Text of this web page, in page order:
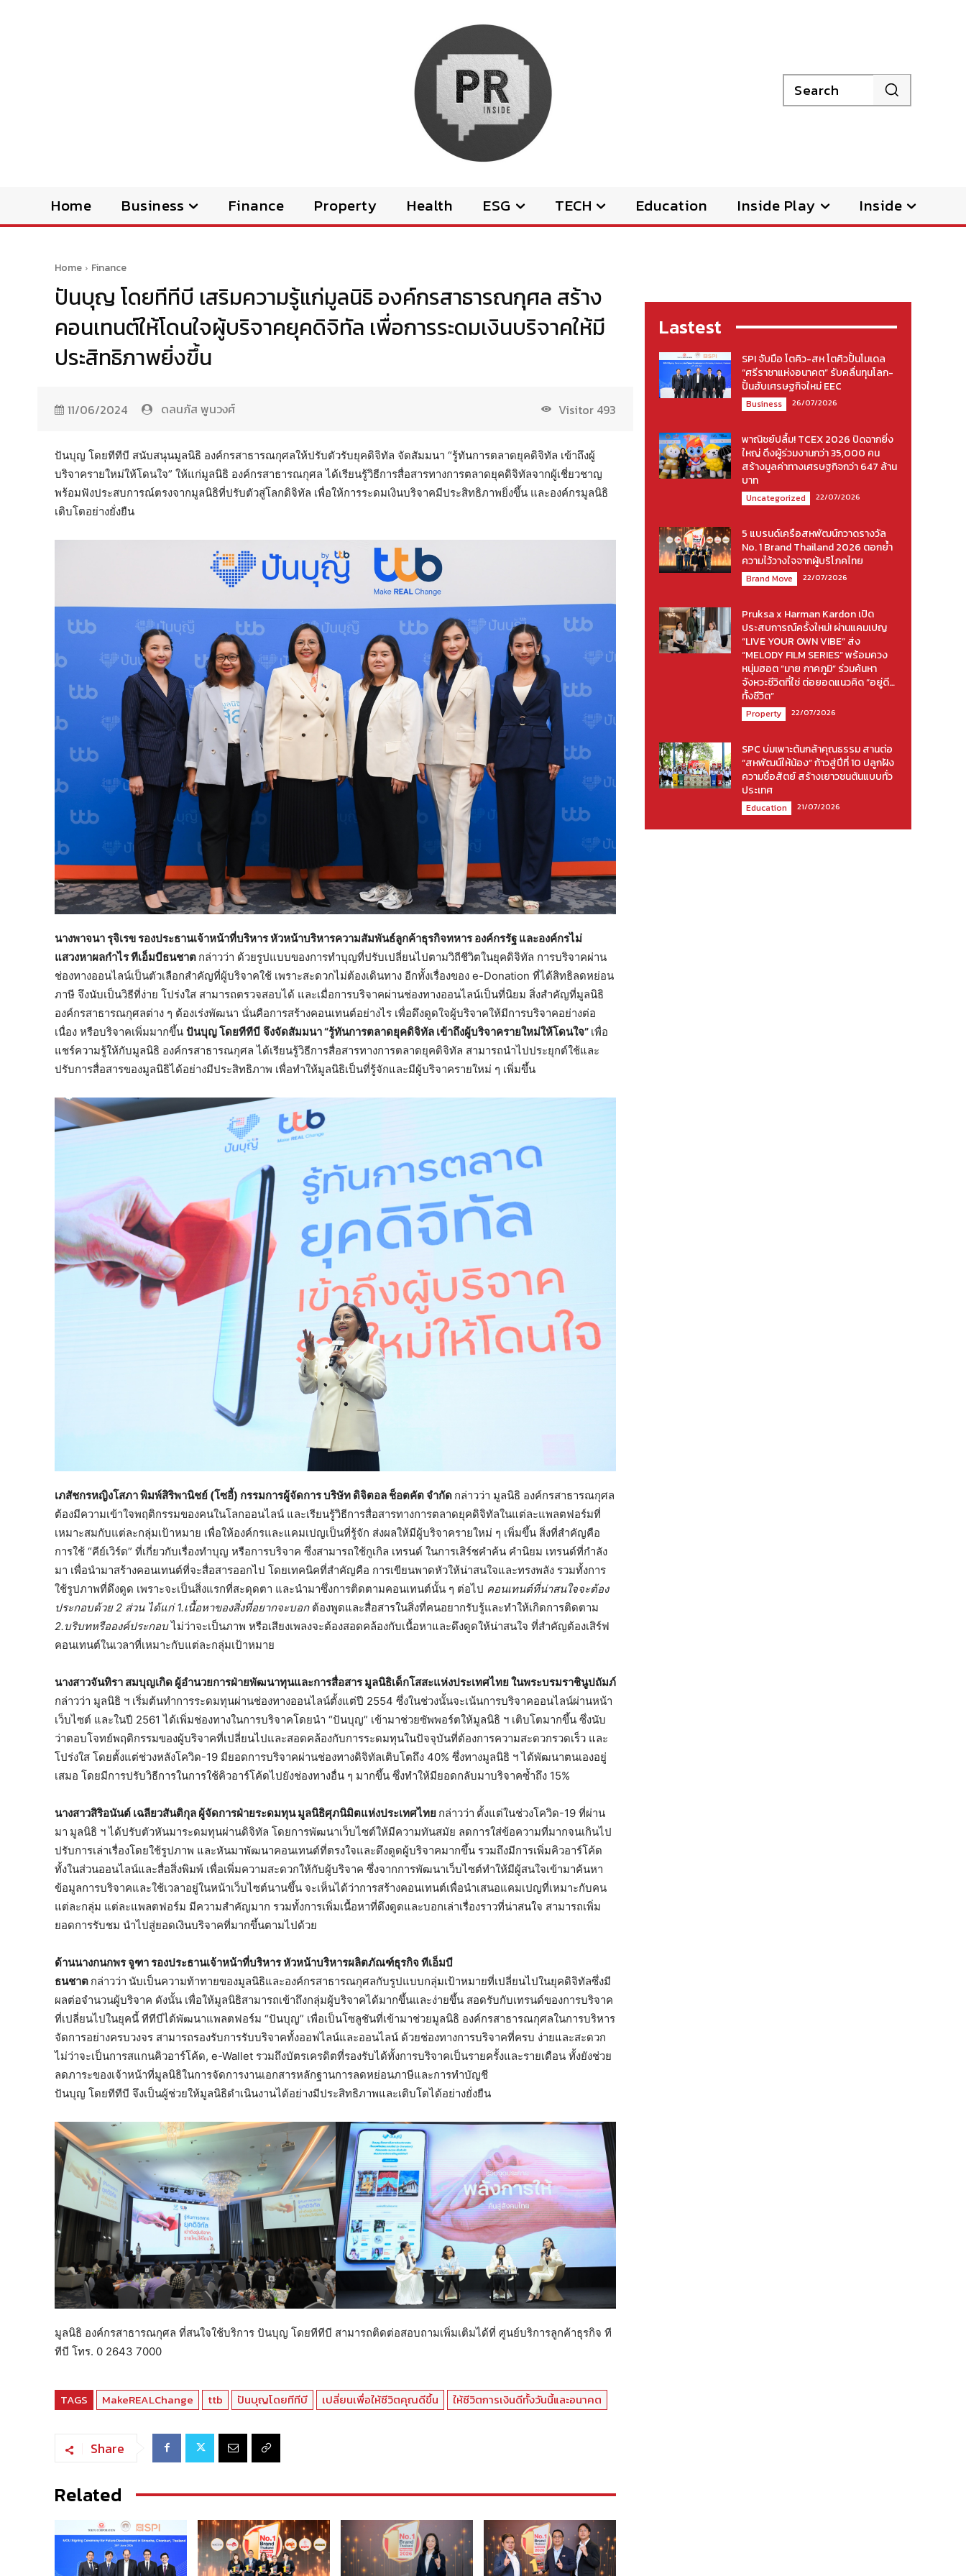
Search
Home Business Finance Property Health ESG TECH Education Inside Play Inside
Home Finance
ปันบุญ โดยทีทีบี เสริมความรู้แก่มูลนิธิ องค์กรสาธารณกุศล สร้าง
คอนเทนต์ให้โดนใจผู้บริจาคยุคดิจิทัล เพื่อการระดมเงินบริจาคให้มี
ประสิทธิภาพยิ่งขึ้น
11/06/2024 ดลนภัส พูนวงศ์ Visitor 493
ปันบุญ โดยทีทีบี สนับสนุนมูลนิธิ องค์กรสาธารณกุศลให้ปรับตัวรับยุคดิจิทัล จัดสัมมนา “รู้ทันการตลาดยุคดิจิทัล เข้าถึงผู้
บริจาครายใหม่ให้โดนใจ” ให้แก่มูลนิธิ องค์กรสาธารณกุศล ได้เรียนรู้วิธีการสื่อสารทางการตลาดยุคดิจิทัลจากผู้เชี่ยวชาญ
พร้อมฟังประสบการณ์ตรงจากมูลนิธิที่ปรับตัวสู่โลกดิจิทัล เพื่อให้การระดมเงินบริจาคมีประสิทธิภาพยิ่งขึ้น และองค์กรมูลนิธิ
เติบโตอย่างยั่งยืน
นางพาจนา รุจิเรข รองประธานเจ้าหน้าที่บริหาร หัวหน้าบริหารความสัมพันธ์ลูกค้าธุรกิจทหาร องค์กรรัฐ และองค์กรไม่
แสวงหาผลกำไร ทีเอ็มบีธนชาต กล่าวว่า ด้วยรูปแบบของการทำบุญที่ปรับเปลี่ยนไปตามวิถีชีวิตในยุคดิจิทัล การบริจาคผ่าน
ช่องทางออนไลน์เป็นตัวเลือกสำคัญที่ผู้บริจาคใช้ เพราะสะดวกไม่ต้องเดินทาง อีกทั้งเรื่องของ e-Donation ที่ได้สิทธิลดหย่อน
ภาษี จึงนับเป็นวิธีที่ง่าย โปร่งใส สามารถตรวจสอบได้ และเมื่อการบริจาคผ่านช่องทางออนไลน์เป็นที่นิยม สิ่งสำคัญที่มูลนิธิ
องค์กรสาธารณกุศลต่าง ๆ ต้องเร่งพัฒนา นั่นคือการสร้างคอนเทนต์อย่างไร เพื่อดึงดูดใจผู้บริจาคให้มีการบริจาคอย่างต่อ
เนื่อง หรือบริจาคเพิ่มมากขึ้น ปันบุญ โดยทีทีบี จึงจัดสัมมนา “รู้ทันการตลาดยุคดิจิทัล เข้าถึงผู้บริจาครายใหม่ให้โดนใจ” เพื่อ
แชร์ความรู้ให้กับมูลนิธิ องค์กรสาธารณกุศล ได้เรียนรู้วิธีการสื่อสารทางการตลาดยุคดิจิทัล สามารถนำไปประยุกต์ใช้และ
ปรับการสื่อสารของมูลนิธิได้อย่างมีประสิทธิภาพ เพื่อทำให้มูลนิธิเป็นที่รู้จักและมีผู้บริจาครายใหม่ ๆ เพิ่มขึ้น
เภสัชกรหญิงโสภา พิมพ์สิริพานิชย์ (โซอี้) กรรมการผู้จัดการบริษัท ดิจิตอล ช็อตคัตจำกัด กล่าวว่า มูลนิธิ องค์กรสาธารณกุศล
ต้องมีความเข้าใจพฤติกรรมของคนในโลกออนไลน์ และเรียนรู้วิธีการสื่อสารทางการตลาดยุคดิจิทัลในแต่ละแพลตฟอร์มที่
เหมาะสมกับแต่ละกลุ่มเป้าหมาย เพื่อให้องค์กรและแคมเปญเป็นที่รู้จัก ส่งผลให้มีผู้บริจาครายใหม่ ๆ เพิ่มขึ้น สิ่งที่สำคัญคือ
การใช้ “คีย์เวิร์ด” ที่เกี่ยวกับเรื่องทำบุญ หรือการบริจาค ซึ่งสามารถใช้กูเกิล เทรนด์ ในการเสิร์ชคำค้น คำนิยม เทรนด์ที่กำลัง
มา เพื่อนำมาสร้างคอนเทนต์ที่จะสื่อสารออกไป โดยเทคนิคที่สำคัญคือ การเขียนพาดหัวให้น่าสนใจและทรงพลัง รวมทั้งการ
ใช้รูปภาพที่ดึงดูด เพราะจะเป็นสิ่งแรกที่สะดุดตา และนำมาซึ่งการติดตามคอนเทนต์นั้น ๆ ต่อไป คอนเทนต์ที่น่าสนใจจะต้อง
ประกอบด้วย2 ส่วน ได้แก่1.เนื้อหาของสิ่งที่อยากจะบอกต้องพูดและสื่อสารในสิ่งที่คนอยากรับรู้และทำให้เกิดการติดตาม
2.บริบทหรือองค์ประกอบไม่ว่าจะเป็นภาพ หรือเสียงเพลงจะต้องสอดคล้องกับเนื้อหาและดึงดูดให้น่าสนใจ ที่สำคัญต้องเสิร์ฟ
คอนเทนต์ในเวลาที่เหมาะกับแต่ละกลุ่มเป้าหมาย
นางสาวจันทิรา สมบุญเกิด ผู้อำนวยการฝ่ายพัฒนาทุนและการสื่อสาร มูลนิธิเด็กโสสะแห่งประเทศไทย ในพระบรมราชินูปถัมภ์
กล่าวว่า มูลนิธิ ฯ เริ่มต้นทำการระดมทุนผ่านช่องทางออนไลน์ตั้งแต่ปี 2554 ซึ่งในช่วงนั้นจะเน้นการบริจาคออนไลน์ผ่านหน้า
เว็บไซต์ และในปี 2561 ได้เพิ่มช่องทางในการบริจาคโดยนำ “ปันบุญ” เข้ามาช่วยซัพพอร์ตให้มูลนิธิ ฯ เติบโตมากขึ้น ซึ่งนับ
ว่าตอบโจทย์พฤติกรรมของผู้บริจาคที่เปลี่ยนไปและสอดคล้องกับการระดมทุนในปัจจุบันที่ต้องการความสะดวกรวดเร็ว และ
โปร่งใส โดยตั้งแต่ช่วงหลังโควิด-19 มียอดการบริจาคผ่านช่องทางดิจิทัลเติบโตถึง 40% ซึ่งทางมูลนิธิ ฯ ได้พัฒนาตนเองอยู่
เสมอ โดยมีการปรับวิธีการในการใช้คิวอาร์โค้ดไปยังช่องทางอื่น ๆ มากขึ้น ซึ่งทำให้มียอดกลับมาบริจาคซ้ำถึง 15%
นางสาวสิริอนันต์ เฉลียวสันติกุล ผู้จัดการฝ่ายระดมทุน มูลนิธิศุภนิมิตแห่งประเทศไทย กล่าวว่า ตั้งแต่ในช่วงโควิด-19 ที่ผ่าน
มา มูลนิธิ ฯ ได้ปรับตัวหันมาระดมทุนผ่านดิจิทัล โดยการพัฒนาเว็บไซต์ให้มีความทันสมัย ลดการใส่ข้อความที่มากจนเกินไป
ปรับการเล่าเรื่องโดยใช้รูปภาพ และหันมาพัฒนาคอนเทนต์ที่ตรงใจและดึงดูดผู้บริจาคมากขึ้น รวมถึงมีการเพิ่มคิวอาร์โค้ด
ทั้งในส่วนออนไลน์และสื่อสิ่งพิมพ์ เพื่อเพิ่มความสะดวกให้กับผู้บริจาค ซึ่งจากการพัฒนาเว็บไซต์ทำให้มีผู้สนใจเข้ามาค้นหา
ข้อมูลการบริจาคและใช้เวลาอยู่ในหน้าเว็บไซต์นานขึ้น จะเห็นได้ว่าการสร้างคอนเทนต์เพื่อนำเสนอแคมเปญที่เหมาะกับคน
แต่ละกลุ่ม แต่ละแพลตฟอร์ม มีความสำคัญมาก รวมทั้งการเพิ่มเนื้อหาที่ดึงดูดและบอกเล่าเรื่องราวที่น่าสนใจ สามารถเพิ่ม
ยอดการรับชม นำไปสู่ยอดเงินบริจาคที่มากขึ้นตามไปด้วย
ด้านนางกนกพร จูฑา รองประธานเจ้าหน้าที่บริหาร หัวหน้าบริหารผลิตภัณฑ์ธุรกิจ ทีเอ็มบี
ธนชาต กล่าวว่า นับเป็นความท้าทายของมูลนิธิและองค์กรสาธารณกุศลกับรูปแบบกลุ่มเป้าหมายที่เปลี่ยนไปในยุคดิจิทัลซึ่งมี
ผลต่อจำนวนผู้บริจาค ดังนั้น เพื่อให้มูลนิธิสามารถเข้าถึงกลุ่มผู้บริจาคได้มากขึ้นและง่ายขึ้น สอดรับกับเทรนด์ของการบริจาค
ที่เปลี่ยนไปในยุคนี้ ทีทีบีได้พัฒนาแพลตฟอร์ม “ปันบุญ” เพื่อเป็นโซลูชันที่เข้ามาช่วยมูลนิธิ องค์กรสาธารณกุศลในการบริหาร
จัดการอย่างครบวงจร สามารถรองรับการรับบริจาคทั้งออฟไลน์และออนไลน์ ด้วยช่องทางการบริจาคที่ครบ ง่ายและสะดวก
ไม่ว่าจะเป็นการสแกนคิวอาร์โค้ด, e-Wallet รวมถึงบัตรเครดิตที่รองรับได้ทั้งการบริจาคเป็นรายครั้งและรายเดือน ทั้งยังช่วย
ลดภาระของเจ้าหน้าที่มูลนิธิในการจัดการงานเอกสารหลักฐานการลดหย่อนภาษีและการทำบัญชี
ปันบุญ โดยทีทีบี จึงเป็นผู้ช่วยให้มูลนิธิดำเนินงานได้อย่างมีประสิทธิภาพและเติบโตได้อย่างยั่งยืน
มูลนิธิ องค์กรสาธารณกุศล ที่สนใจใช้บริการ ปันบุญ โดยทีทีบี สามารถติดต่อสอบถามเพิ่มเติมได้ที่ ศูนย์บริการลูกค้าธุรกิจ ที
ทีบี โทร. 0 2643 7000
TAGS MakeREALChange ttb ปันบุญโดยทีทีบี เปลี่ยนเพื่อให้ชีวิตคุณดีขึ้น ให้ชีวิตการเงินดีทั้งวันนี้และอนาคต
Share
Related
Lastest
SPI จับมือ โตคิว-สห โตคิวปั้นโมเดล
“ศรีราชาแห่งอนาคต” รับคลื่นทุนโลก-
ปั้นฮับเศรษฐกิจใหม่ EEC
Business 26/07/2026
พาณิชย์ปลื้ม! TCEX 2026 ปิดฉากยิ่ง
ใหญ่ ดึงผู้ร่วมงานกว่า 35,000 คน
สร้างมูลค่าทางเศรษฐกิจกว่า 647 ล้าน
บาท
Uncategorized 22/07/2026
5 แบรนด์เครือสหพัฒน์กวาดรางวัล
No. 1 Brand Thailand 2026 ตอกย้ำ
ความไว้วางใจจากผู้บริโภคไทย
Brand Move 22/07/2026
Pruksa x Harman Kardon เปิด
ประสบการณ์ครั้งใหม่! ผ่านแคมเปญ
“LIVE YOUR OWN VIBE” ส่ง
“MELODY FILM SERIES” พร้อมควง
หนุ่มฮอต “มาย ภาคภูมิ” ร่วมค้นหา
จังหวะชีวิตที่ใช่ ต่อยอดแนวคิด “อยู่ดี…
ทั้งชีวิต”
Property 22/07/2026
SPC บ่มเพาะต้นกล้าคุณธรรม สานต่อ
“สหพัฒน์ให้น้อง” ก้าวสู่ปีที่ 10 ปลูกฝัง
ความซื่อสัตย์ สร้างเยาวชนต้นแบบทั่ว
ประเทศ
Education 21/07/2026